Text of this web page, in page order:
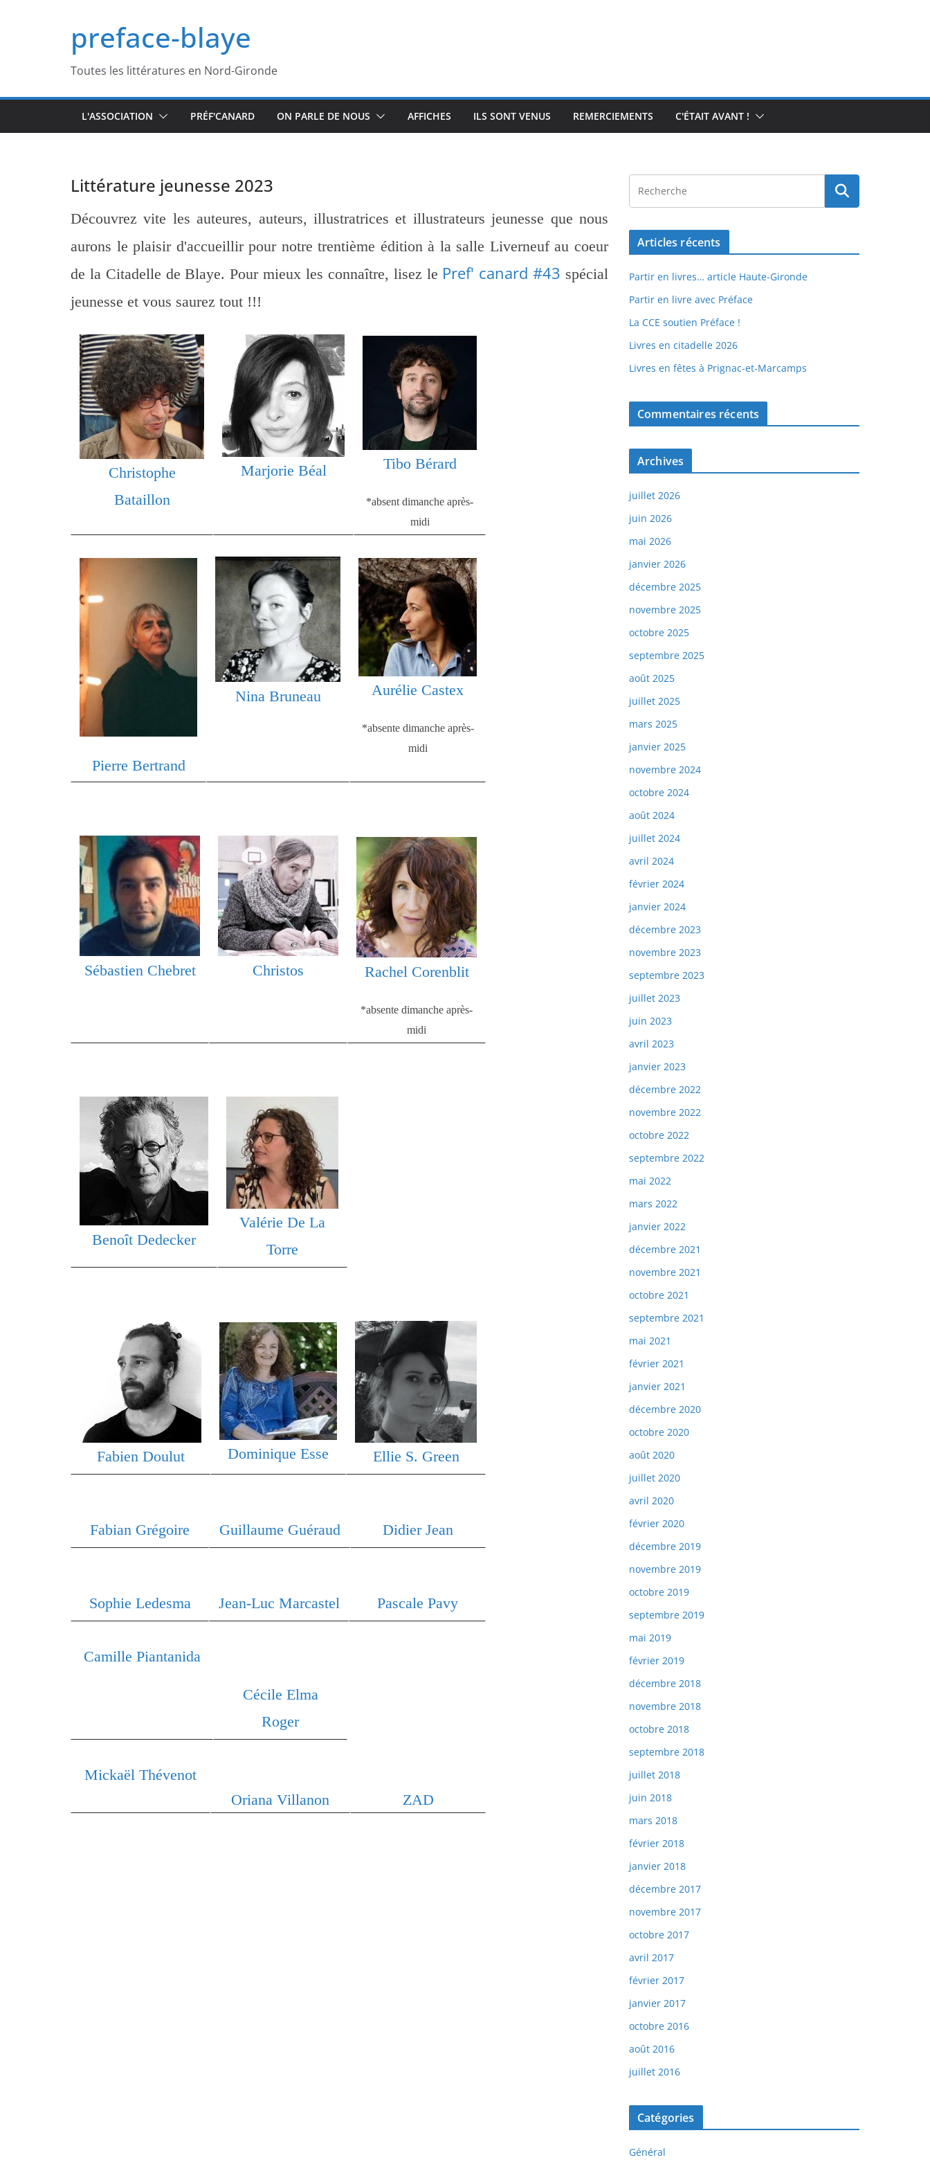
preface-blaye
Toutes les littératures en Nord-Gironde
L'ASSOCIATION PRÉF'CANARD ON PARLE DE NOUS AFFICHES ILS SONT VENUS REMERCIEMENTS C'ÉTAIT AVANT !
Littérature jeunesse 2023
Découvrez vite les auteures, auteurs, illustratrices et illustrateurs jeunesse que nous
aurons le plaisir d'accueillir pour notre trentième édition à la salle Liverneuf au coeur
de la Citadelle de Blaye. Pour mieux les connaître, lisez le Pref' canard #43 spécial
jeunesse et vous saurez tout !!!
Christophe
Bataillon
Marjorie Béal Tibo Bérard
*absent dimanche après-
midi
Pierre Bertrand
Nina Bruneau Aurélie Castex
*absente dimanche après-
midi
Sébastien Chebret Christos Rachel Corenblit
*absente dimanche après-
midi
Benoît Dedecker
Valérie De La
Torre
Fabien Doulut Dominique Esse Ellie S. Green
Fabian Grégoire Guillaume Guéraud Didier Jean
Sophie Ledesma Jean-Luc Marcastel Pascale Pavy
Camille Piantanida
Cécile Elma
Roger
Mickaël Thévenot
Oriana Villanon
ZAD
Articles récents
Partir en livres… article Haute-Gironde
Partir en livre avec Préface
La CCE soutien Préface !
Livres en citadelle 2026
Livres en fêtes à Prignac-et-Marcamps
Commentaires récents
Archives
juillet 2026
juin 2026
mai 2026
janvier 2026
décembre 2025
novembre 2025
octobre 2025
septembre 2025
août 2025
juillet 2025
mars 2025
janvier 2025
novembre 2024
octobre 2024
août 2024
juillet 2024
avril 2024
février 2024
janvier 2024
décembre 2023
novembre 2023
septembre 2023
juillet 2023
juin 2023
avril 2023
janvier 2023
décembre 2022
novembre 2022
octobre 2022
septembre 2022
mai 2022
mars 2022
janvier 2022
décembre 2021
novembre 2021
octobre 2021
septembre 2021
mai 2021
février 2021
janvier 2021
décembre 2020
octobre 2020
août 2020
juillet 2020
avril 2020
février 2020
décembre 2019
novembre 2019
octobre 2019
septembre 2019
mai 2019
février 2019
décembre 2018
novembre 2018
octobre 2018
septembre 2018
juillet 2018
juin 2018
mars 2018
février 2018
janvier 2018
décembre 2017
novembre 2017
octobre 2017
avril 2017
février 2017
janvier 2017
octobre 2016
août 2016
juillet 2016
Catégories
Général